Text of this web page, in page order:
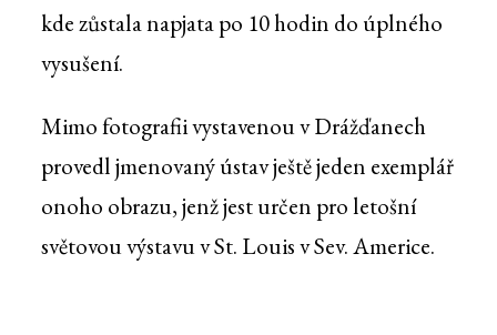
kde zůstala napjata po 10 hodin do úplného
vysušení.
Mimo fotografii vystavenou v Drážďanech
provedl jmenovaný ústav ještě jeden exemplář
onoho obrazu, jenž jest určen pro letošní
světovou výstavu v St. Louis v Sev. Americe.